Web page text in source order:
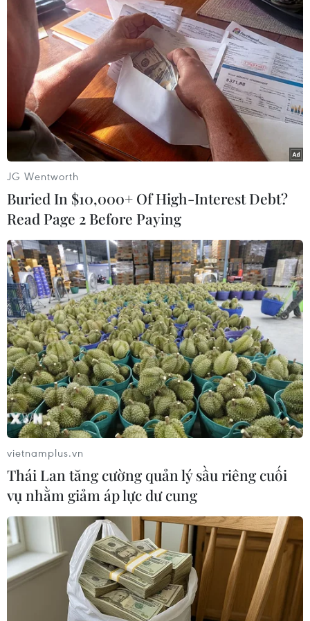
TIN LIÊN QUAN
Mỹ công bố gói viện trợ quân sự mới trị
giá 2,5 tỷ USD cho Ukraine
20/01/2023 03:06
Thông báo của Lầu Năm Góc nêu rõ danh sách viện trợ
bao gồm 90 xe thiết giáp chở quân Stryker, 59 xe chiến
đấu bộ binh Bradley, hệ thống phòng không Avenger và
đạn dược các loại.
JG Wentworth
Buried In $10,000+ Of High-Interest Debt?
Read Page 2 Before Paying
vietnamplus.vn
Thái Lan tăng cường quản lý sầu riêng cuối
vụ nhằm giảm áp lực dư cung